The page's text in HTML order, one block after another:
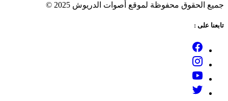
الحقوق محفوظة لموقع أصوات الدريوش 2025 ©
على :